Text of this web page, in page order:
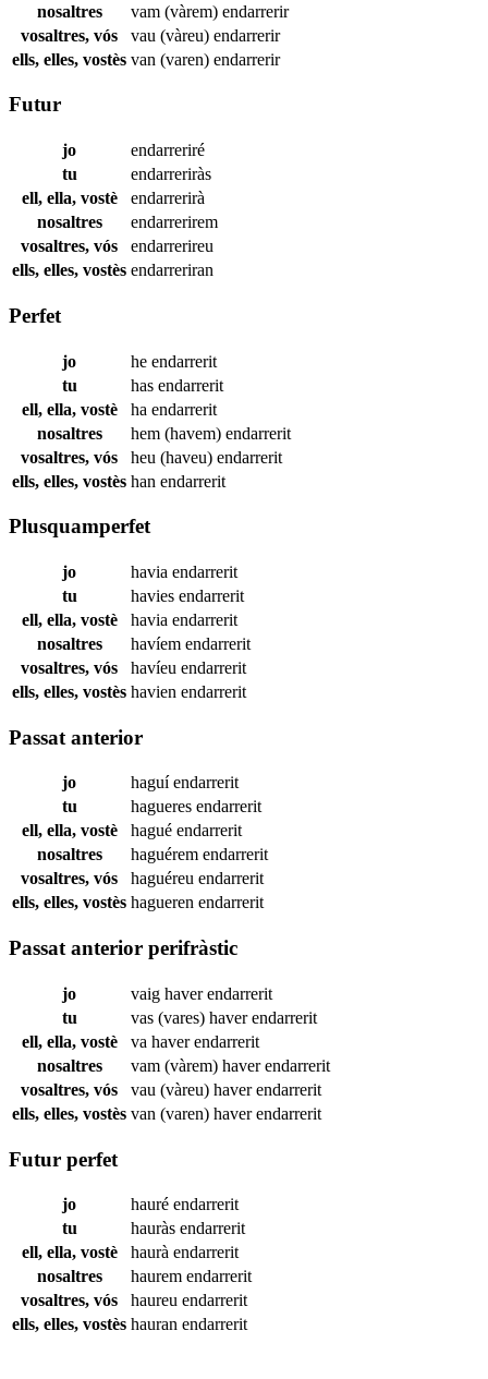
nosaltres
vam (vàrem) endarrerir
vosaltres, vós
vau (vàreu) endarrerir
ells, elles, vostès van (varen) endarrerir
Futur
jo
endarreriré
tu
endarreriràs
ell, ella, vostè
endarrerirà
nosaltres
endarrerirem
vosaltres, vós
endarrerireu
ells, elles, vostès endarreriran
Perfet
jo he endarrerit
tu
has endarrerit
ell, ella, vostè
ha endarrerit
nosaltres
hem (havem) endarrerit
vosaltres, vós
heu (haveu) endarrerit
ells, elles, vostès han endarrerit
Plusquamperfet
jo havia endarrerit
tu
havies endarrerit
ell, ella, vostè
havia endarrerit
nosaltres
havíem endarrerit
vosaltres, vós
havíeu endarrerit
ells, elles, vostès havien endarrerit
Passat anterior
jo haguíendarrerit
tu
hagueres endarrerit
ell, ella, vostè
hagué endarrerit
nosaltres
haguérem endarrerit
vosaltres, vós
haguéreu endarrerit
ells, elles, vostès hagueren endarrerit
Passat anterior perifràstic
jo vaig haverendarrerit
tu
vas (vares) haverendarrerit
ell, ella, vostè
va haverendarrerit
nosaltres
vam (vàrem) haverendarrerit
vosaltres, vós
vau (vàreu) haverendarrerit
ells, elles, vostès van (varen) haverendarrerit
Futur perfet
jo hauré endarrerit
tu
hauràs endarrerit
ell, ella, vostè
haurà endarrerit
nosaltres
haurem endarrerit
vosaltres, vós
haureu endarrerit
ells, elles, vostès hauran endarrerit